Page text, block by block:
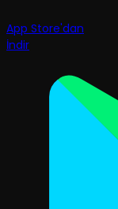
App Store'dan
İndir